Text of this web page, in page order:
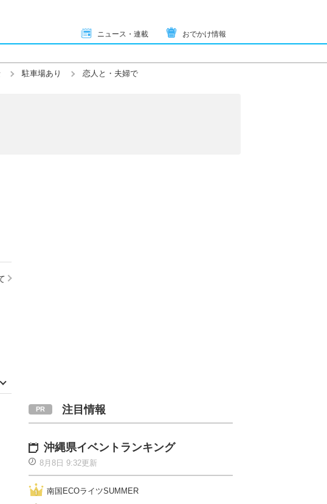
ニュース・連載 おでかけ情報
駐車場あり 恋人と・夫婦で
注目情報
沖縄県イベントランキング
8月8日 9:32更新
南国ECOライツSUMMER